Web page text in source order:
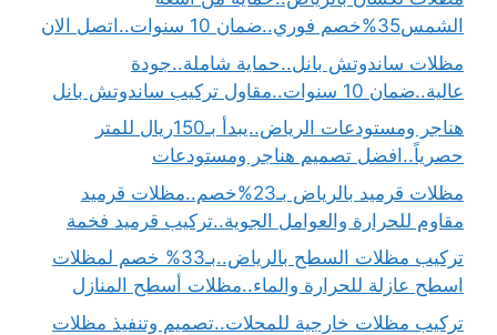
الشمس35%خصم فوري..ضمان 10 سنوات..اتصل الان
مظلات ساندوتش بانل..حماية شاملة..جودة
عالية..ضمان 10 سنوات..مقاول تركيب ساندوتش بانل
هناجر ومستودعات الرياض..يبدأ بـ150ريال للمتر
حصرياً..افضل تصميم هناجر ومستودعات
مظلات قرميد بالرياض بـ23%خصم..مظلات قرميد
مقاوم للحرارة والعوامل الجوية..تركيب قرميد فخمة
تركيب مظلات السطح بالرياض..بـ33% خصم لمظلات
اسطح عازلة للحرارة والماء..مظلات أسطح المنازل
تركيب مظلات خارجية للمحلات..تصميم وتنفيذ مظلات